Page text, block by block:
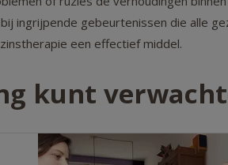
ingrijpende gebeurtenissen die alle
een effectief middel.
kunt